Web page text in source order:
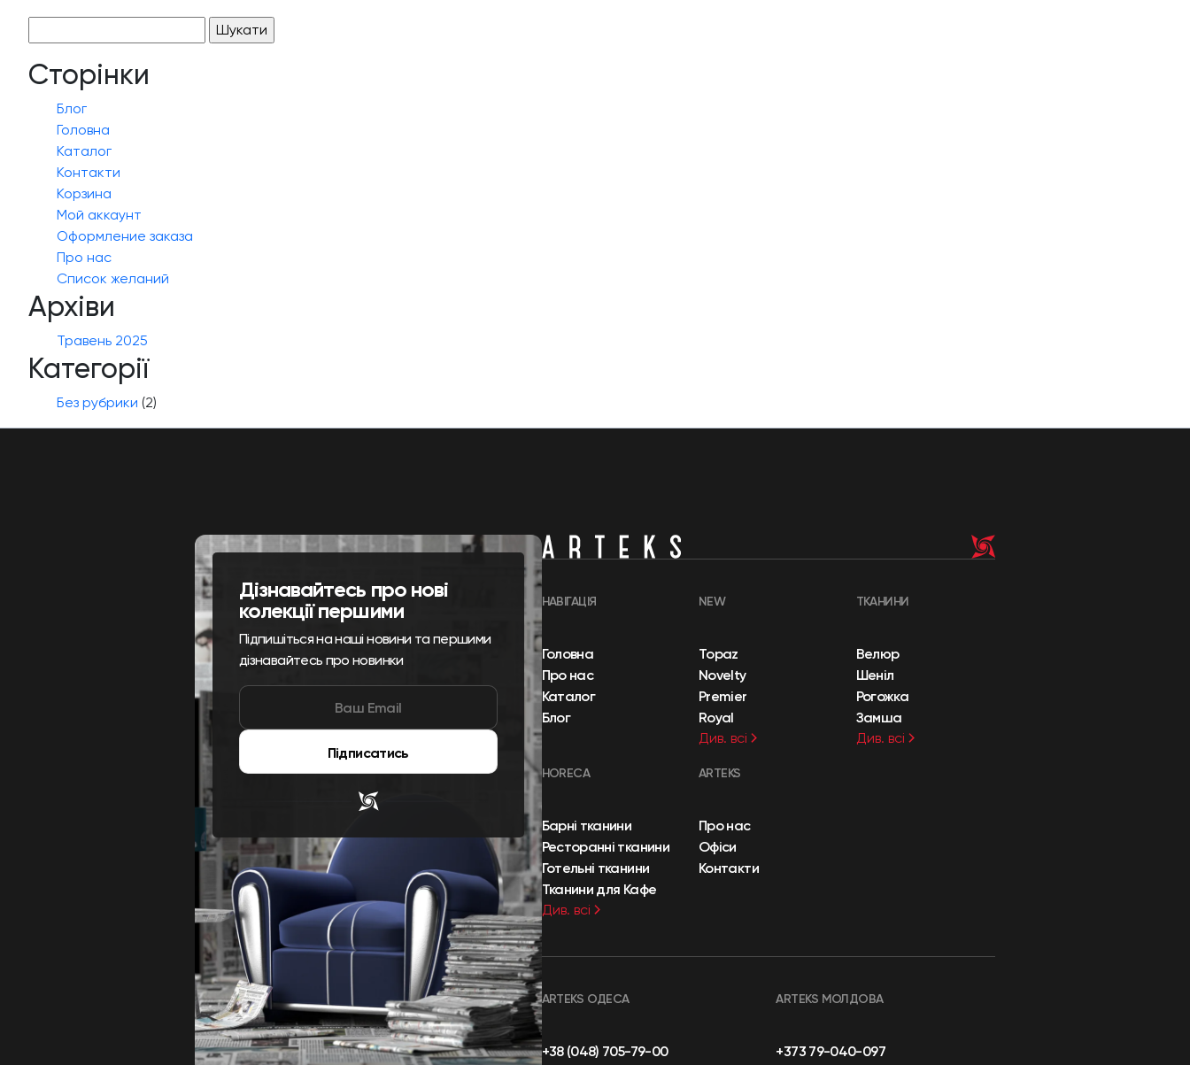
Сторінки
Блог
Головна
Каталог
Контакти
Корзина
Мой аккаунт
Оформление заказа
Про нас
Список желаний
Архіви
Травень 2025
Категорії
Без рубрики (2)
Дізнавайтесь про нові
колекції першими
Підпишіться на наші новини та першими
дізнавайтесь про новинки
Підписатись
НАВІГАЦІЯ
Головна
Про нас
Каталог
Блог
NEW
Topaz
Novelty
Premier
Royal
Див. всі
ТКАНИНИ
Велюр
Шеніл
Рогожка
Замша
Див. всі
HORECA
Барні тканини
Ресторанні тканини
Готельні тканини
Тканини для Кафе
Див. всі
ARTEKS
Про нас
Офіси
Контакти
ARTEKS ОДЕСА
+38 (048) 705-79-00
ARTEKS МОЛДОВА
+373 79-040-097